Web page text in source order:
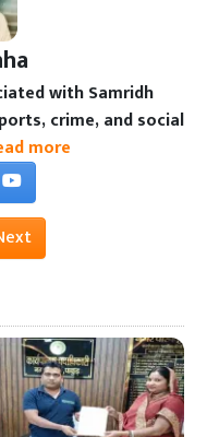
with Samridh
crime, and social
more